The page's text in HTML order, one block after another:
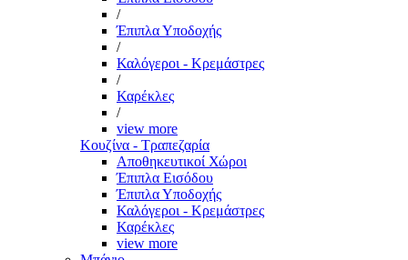
/
Έπιπλα Υποδοχής
/
Καλόγεροι - Κρεμάστρες
/
Καρέκλες
/
view more
Κουζίνα - Τραπεζαρία
Αποθηκευτικοί Χώροι
Έπιπλα Εισόδου
Έπιπλα Υποδοχής
Καλόγεροι - Κρεμάστρες
Καρέκλες
view more